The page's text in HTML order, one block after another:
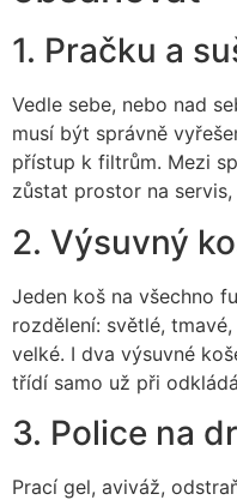
1. Pračku a
Vedle sebe, nebo nad
musí být správně
přístup k filtrům. Mezi
zůstat prostor na
2. Výsuvný
Jeden koš na všechno
rozdělení: světlé,
velké. I dva výsuvné
třídí samo už při
3. Police na
Prací gel, aviváž,